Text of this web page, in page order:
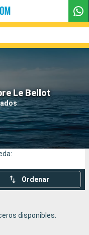
Le Bellot
Compañías
Ordenar
disponibles.